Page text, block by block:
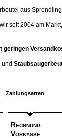
aus
seit 2004 am
geringen
und
Zahlungsarten
Rechnung
Vorkasse